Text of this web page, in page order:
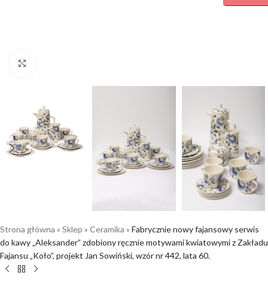
Strona główna » Sklep » Ceramika » Fabrycznie nowy fajansowy serwis
do kawy „Aleksander” zdobiony ręcznie motywami kwiatowymi z Zakładu
Fajansu „Koło”, projekt Jan Sowiński, wzór nr 442, lata 60.